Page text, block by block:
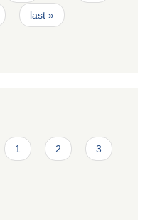
last »
1 2
3